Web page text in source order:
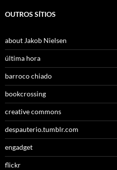
OUTROS SÍTIOS
about Jakob Nielsen
última hora
barroco chiado
bookcrossing
creative commons
despauterio.tumblr.com
engadget
flickr